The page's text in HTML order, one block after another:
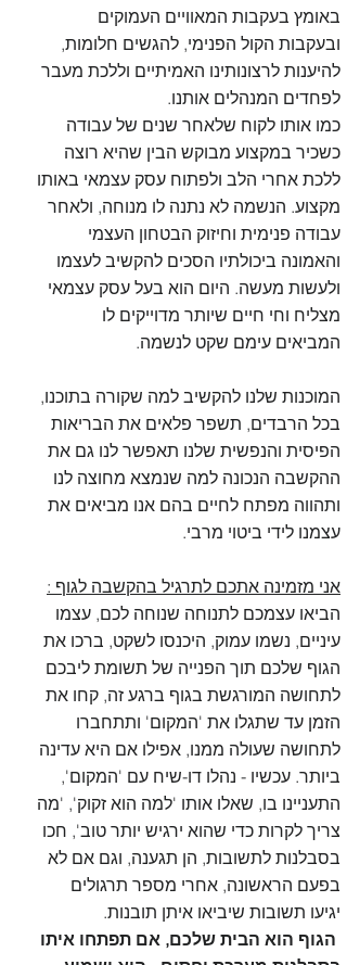
באומץ בעקבות המאוויים העמוקים
ובעקבות הקול הפנימי, להגשים חלומות,
להיענות לרצונותינו האמיתיים וללכת מעבר
לפחדים המנהלים אותנו.
כמו אותו לקוח שלאחר שנים של עבודה
כשכיר במקצוע מבוקש הבין שהיא רוצה
ללכת אחרי הלב ולפתוח עסק עצמאי באותו
מקצוע. הנשמה לא נתנה לו מנוחה, ולאחר
עבודה פנימית וחיזוק הבטחון העצמי
והאמונה ביכולתיו הסכים להקשיב לעצמו
ולעשות מעשה. היום הוא בעל עסק עצמאי
מצליח וחי חיים שיותר מדוייקים לו
המביאים עימם שקט לנשמה.
המוכנות שלנו להקשיב למה שקורה בתוכנו,
בכל הרבדים, תשפר פלאים את הבריאות
הפיסית והנפשית שלנו תאפשר לנו גם את
ההקשבה הנכונה למה שנמצא מחוצה לנו
ותהווה מפתח לחיים בהם אנו מביאים את
עצמנו לידי ביטוי מרבי.
אני מזמינה אתכם לתרגיל בהקשבה לגוף :
הביאו עצמכם לתנוחה שנוחה לכם, עצמו
עיניים, נשמו עמוק, היכנסו לשקט, ברכו את
הגוף שלכם תוך הפנייה של תשומת ליבכם
לתחושה המורגשת בגוף ברגע זה, קחו את
הזמן עד שתגלו את 'המקום' ותתחברו
לתחושה שעולה ממנו, אפילו אם היא עדינה
ביותר. עכשיו - נהלו דו-שיח עם 'המקום',
התעניינו בו, שאלו אותו 'למה הוא זקוק', 'מה
צריך לקרות כדי שהוא ירגיש יותר טוב', חכו
בסבלנות לתשובות, הן תגענה, וגם אם לא
בפעם הראשונה, אחרי מספר תרגולים
יגיעו תשובות שיביאו איתן תובנות.
הגוף הוא הבית שלכם, אם תפתחו איתו